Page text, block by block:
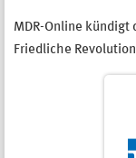
MDR-Online kündigt
Friedliche